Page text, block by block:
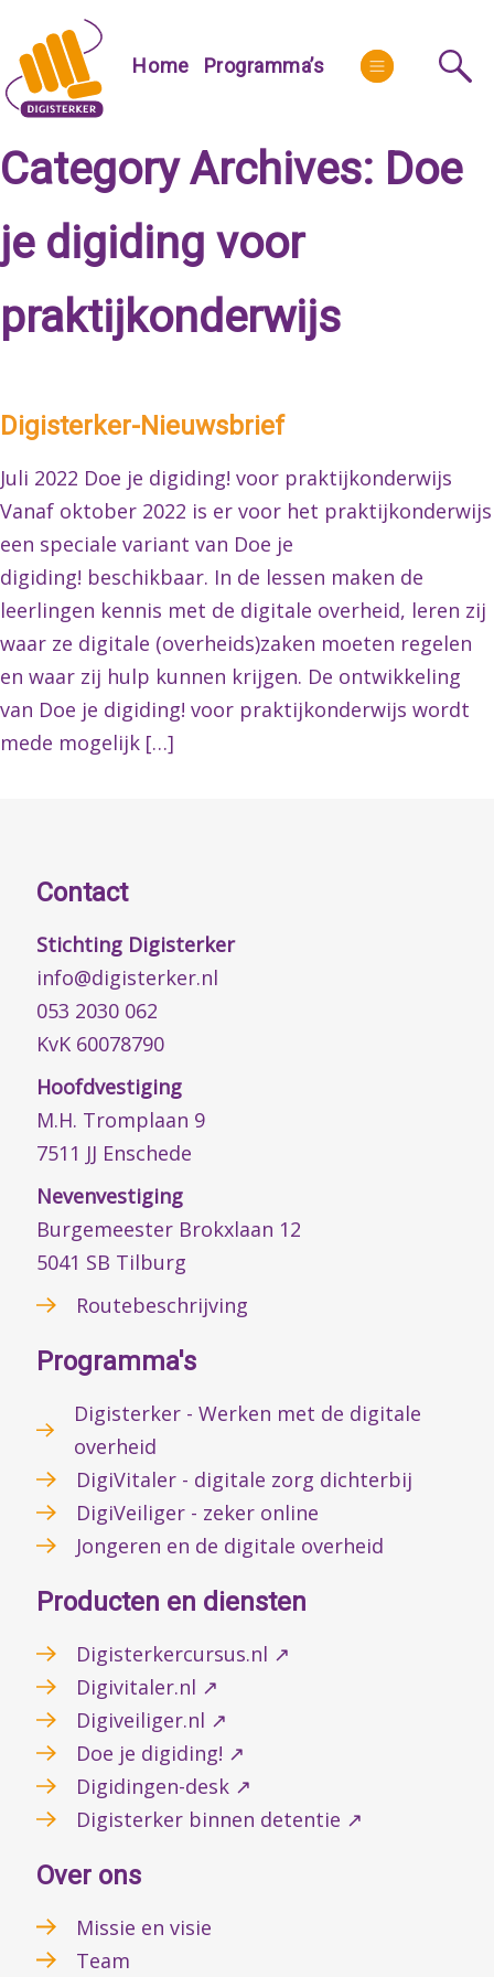
content
Home Programma’s More
Category Archives: Doe
je digiding voor
praktijkonderwijs
Digisterker-Nieuwsbrief
Juli 2022 Doe je digiding! voor praktijkonderwijs
Vanaf oktober 2022 is er voor het praktijkonderwijs
een speciale variant van Doe je
digiding! beschikbaar. In de lessen maken de
leerlingen kennis met de digitale overheid, leren zij
waar ze digitale (overheids)zaken moeten regelen
en waar zij hulp kunnen krijgen. De ontwikkeling
van Doe je digiding! voor praktijkonderwijs wordt
mede mogelijk […]
Contact
Stichting Digisterker
info@digisterker.nl
053 2030 062
KvK 60078790
Hoofdvestiging
M.H. Tromplaan 9
7511 JJ Enschede
Nevenvestiging
Burgemeester Brokxlaan 12
5041 SB Tilburg
Routebeschrijving
Programma's
Digisterker - Werken met de digitale
overheid
DigiVitaler - digitale zorg dichterbij
DigiVeiliger - zeker online
Jongeren en de digitale overheid
Producten en diensten
Digisterkercursus.nl ↗
Digivitaler.nl ↗
Digiveiliger.nl ↗
Doe je digiding! ↗
Digidingen-desk ↗
Digisterker binnen detentie ↗
Over ons
Missie en visie
Team